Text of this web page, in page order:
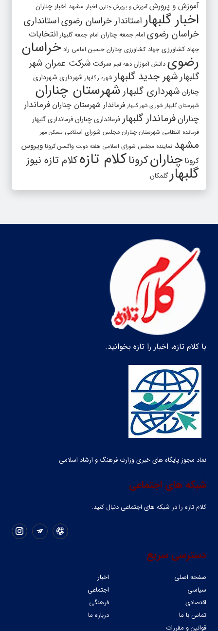
آموزش و پرورش آموزش و پرورش چنارن اخبار مشهد اخبار چناران
اخبار گلبهار استاندار خراسان رضویاستانداری
خراسان رضوی امام جمعه چناران امام جمعه گلبهار انتخابات
جهاد کشاورزی جهاد کشاورزی چناران حسین امامی راد خراسان
رضوی دانش آموزان دهه فجر سرقت شرکت عمران شهر
گلبهارشهر جدید گلبهار شهردار گلبهار شهرداری شهرداری
چناران شهرداری گلبهار شهرستان چناران
شهرستان گلبهار شورای شهر گلبهار فرماندار شهرستان چناران فرماندار
چنارانفرماندار گلبهار فرمانداری چنارانفرمانداری گلبهار
فرمانده انتظامی شهرستان چناران مجلس شورای اسلامی مسکن مهر
مشهد نماینده مجلس شورای اسلامی هفته دولت واکسن کرونا ویروس
کرونا چنارانکروناکلام تازهکلام تازه نیوز
گلبهارگلمکان
با کلام تازه، اخبار را تازه بخوانید.
نماد مجوز پایگاه های خبری وزارت فرهنگ و ارشاد اسلامی
شبکه های اجتماعی
کلام تازه را در شبکه ‌های اجتماعی دنبال کنید.
دسترسی سریع
صفحه اصلی
اخبار
سیاسی
اجتماعی
اقتصادی
فرهنگی
تماس با ما
درباره ما
قوانین و مقررات